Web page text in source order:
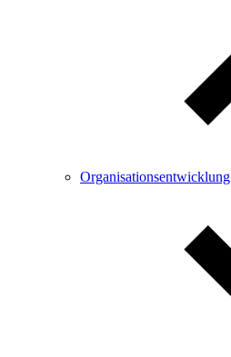
Organisationsentwicklung